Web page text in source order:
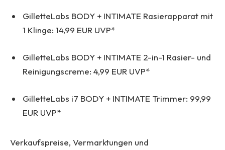
GilletteLabs BODY + INTIMATE Rasierapparat mit
1 Klinge: 14,99 EUR UVP*
GilletteLabs BODY + INTIMATE 2-in-1 Rasier- und
Reinigungscreme: 4,99 EUR UVP*
GilletteLabs i7 BODY + INTIMATE Trimmer: 99,99
EUR UVP*
Verkaufspreise, Vermarktungen und